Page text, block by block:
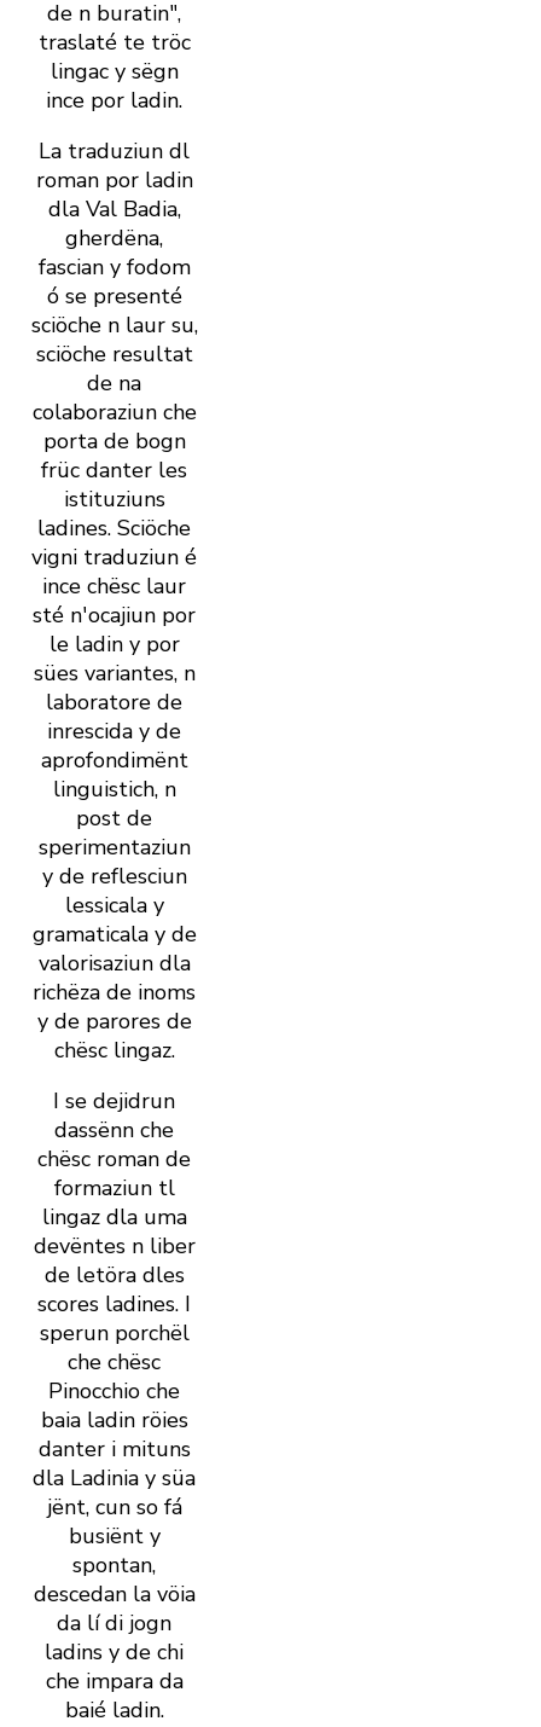
de n buratin",
traslaté te tröc
lingac y sëgn
ince por ladin.
La traduziun dl
roman por ladin
dla Val Badia,
gherdëna,
fascian y fodom
ó se presenté
sciöche n laur su,
sciöche resultat
de na
colaboraziun che
porta de bogn
früc danter les
istituziuns
ladines. Sciöche
vigni traduziun é
ince chësc laur
sté n' ocajiun por
le ladin y por
sües variantes, n
laboratore de
inrescida y de
aprofondimënt
linguistich, n
post de
sperimentaziun
y de reflesciun
lessicala y
gramaticala y de
valorisaziun dla
richëza de inoms
y de parores de
chësc lingaz.
I se dejidrun
dassënn che
chësc roman de
formaziun tl
lingaz dla uma
devëntes n liber
de letöra dles
scores ladines. I
sperun porchël
che chësc
Pinocchio che
baia ladin röies
danter i mituns
dla Ladinia y süa
jënt, cun so fá
busiënt y
spontan,
descedan la vöia
da lí di jogn
ladins y de chi
che impara da
baié ladin.